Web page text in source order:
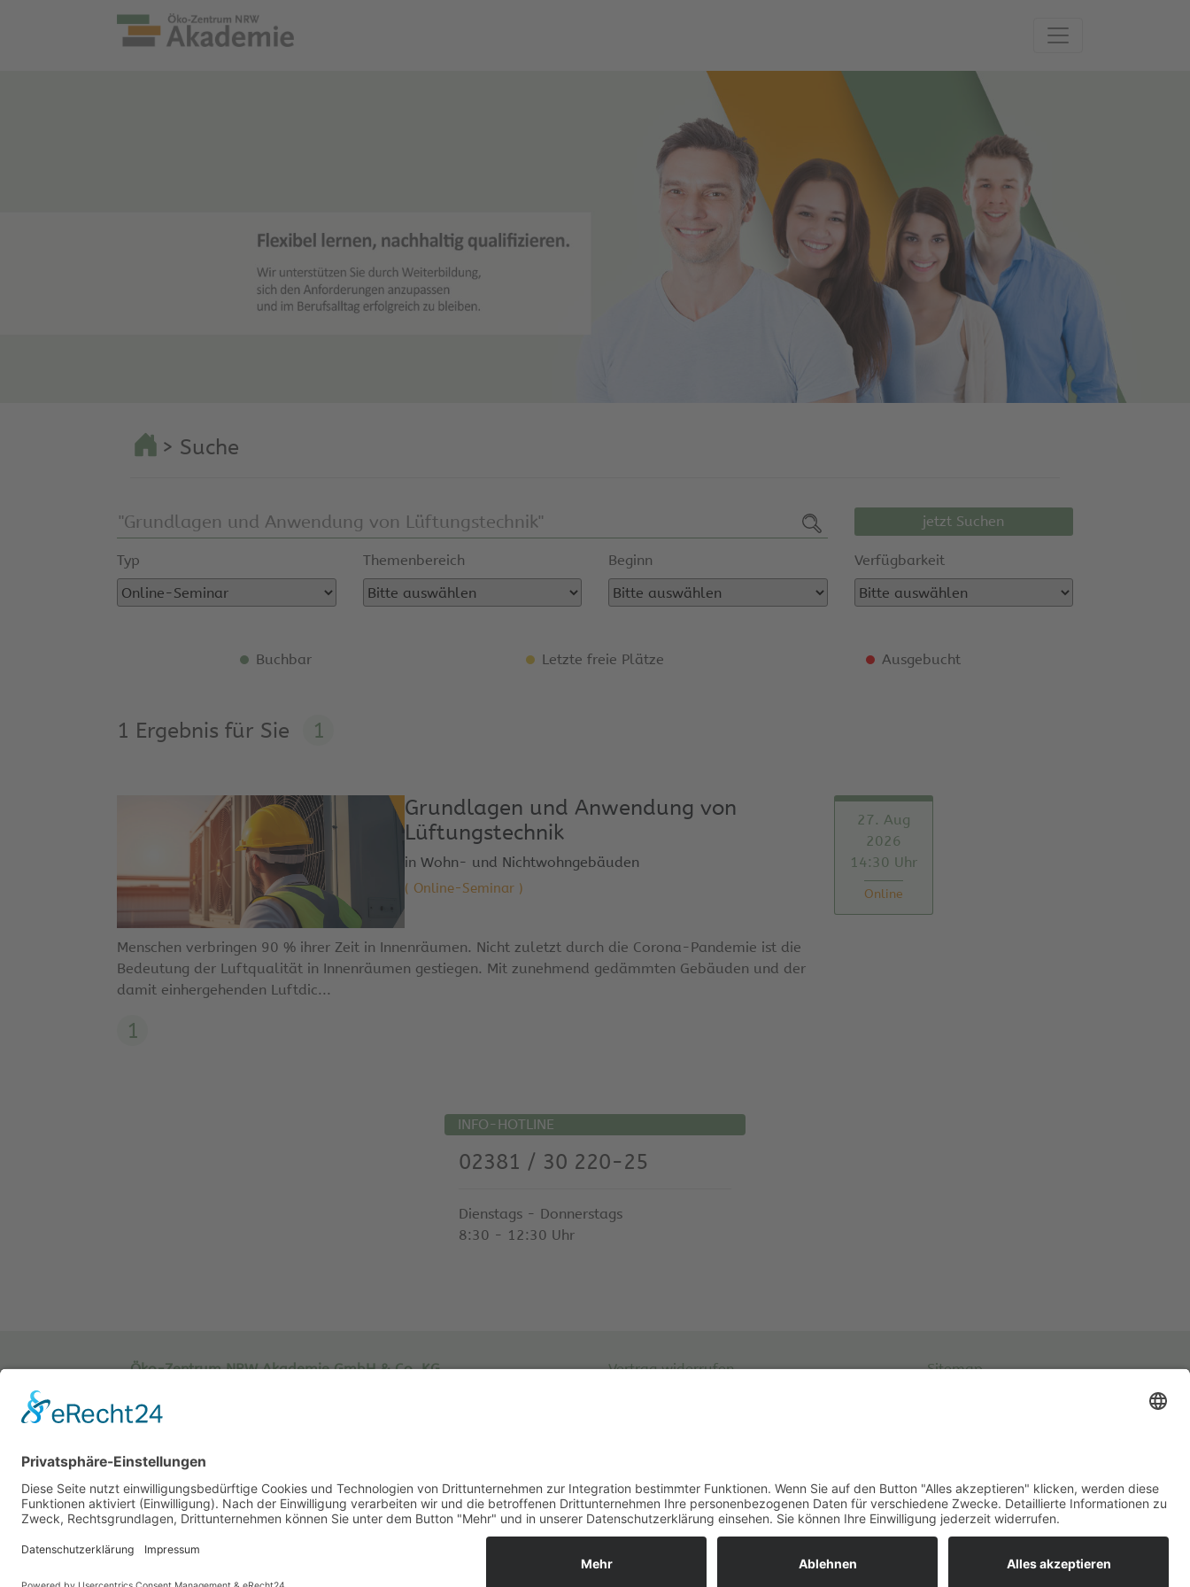
> Suche
jetzt Suchen
Typ Themenbereich Beginn Verfügbarkeit
Buchbar Letzte freie Plätze Ausgebucht
1 Ergebnis für Sie 1
Grundlagen und Anwendung von
Lüftungstechnik
in Wohn- und Nichtwohngebäuden
( Online-Seminar )
Menschen verbringen 90 % ihrer Zeit in Innenräumen. Nicht zuletzt durch die Corona-Pandemie ist die
Bedeutung der Luftqualität in Innenräumen gestiegen. Mit zunehmend gedämmten Gebäuden und der
damit einhergehenden Luftdic...
27. Aug
2026
14:30 Uhr
Online
1
INFO-HOTLINE
02381 / 30 220-25
Dienstags - Donnerstags
8:30 - 12:30 Uhr
Öko-Zentrum NRW Akademie GmbH & Co. KG
Sachsenweg 8
59073 Hamm
Tel.: 02381 / 30 220-0
Fax.: 02381 / 30 220-30
info[at]oe-akademie.de
Vertrag widerrufen
Sitemap
Cookies